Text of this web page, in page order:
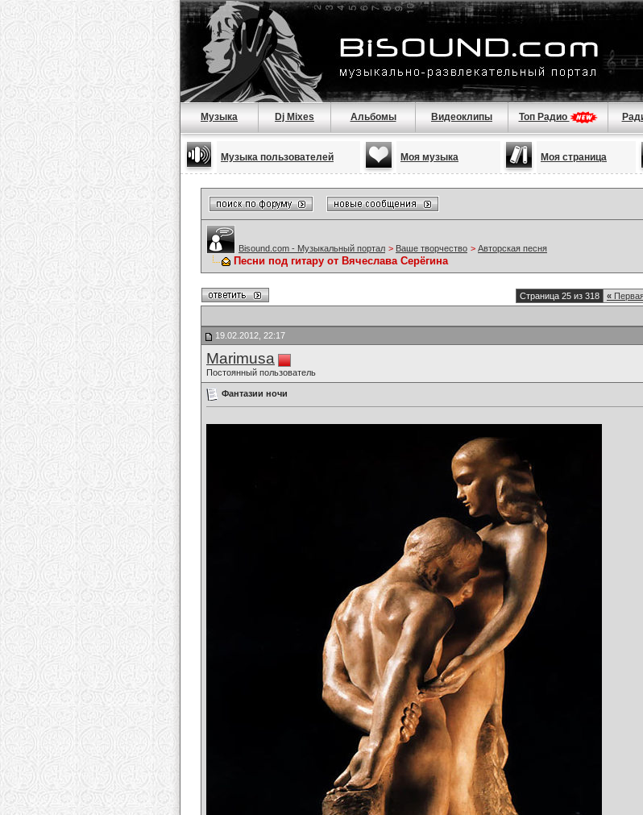
Музыка Dj Mixes Альбомы Видеоклипы Топ Радио
Музыка пользователей Моя музыка Моя страница
Bisound.com - Музыкальный портал > Ваше творчество > Авторская песня
Песни под гитару от Вячеслава Серёгина
Страница 25 из 318 «
19.02.2012, 22:17
Marimusa
Постоянный пользователь
Фантазии ночи